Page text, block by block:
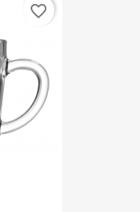
favorite_border